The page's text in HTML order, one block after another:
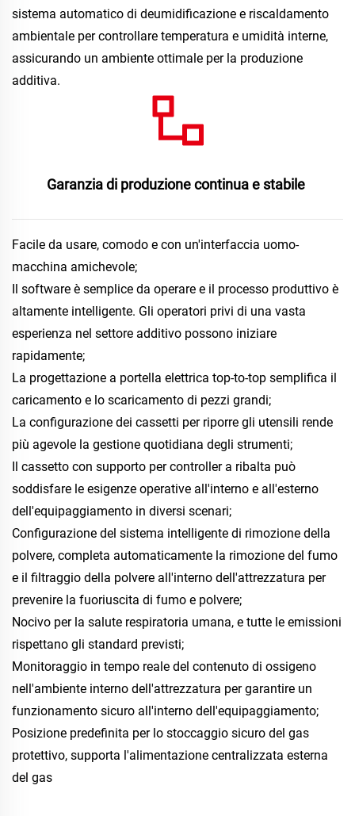
sistema automatico di deumidificazione e riscaldamento
ambientale per controllare temperatura e umidità interne,
assicurando un ambiente ottimale per la produzione
additiva.
Garanzia di produzione continua e stabile
Facile da usare, comodo e con un'interfaccia uomo-
macchina amichevole;
Il software è semplice da operare e il processo produttivo è
altamente intelligente. Gli operatori privi di una vasta
esperienza nel settore additivo possono iniziare
rapidamente;
La progettazione a portella elettrica top-to-top semplifica il
caricamento e lo scaricamento di pezzi grandi;
La configurazione dei cassetti per riporre gli utensili rende
più agevole la gestione quotidiana degli strumenti;
Il cassetto con supporto per controller a ribalta può
soddisfare le esigenze operative all'interno e all'esterno
dell'equipaggiamento in diversi scenari;
Configurazione del sistema intelligente di rimozione della
polvere, completa automaticamente la rimozione del fumo
e il filtraggio della polvere all'interno dell'attrezzatura per
prevenire la fuoriuscita di fumo e polvere;
Nocivo per la salute respiratoria umana, e tutte le emissioni
rispettano gli standard previsti;
Monitoraggio in tempo reale del contenuto di ossigeno
nell'ambiente interno dell'attrezzatura per garantire un
funzionamento sicuro all'interno dell'equipaggiamento;
Posizione predefinita per lo stoccaggio sicuro del gas
protettivo, supporta l'alimentazione centralizzata esterna
del gas